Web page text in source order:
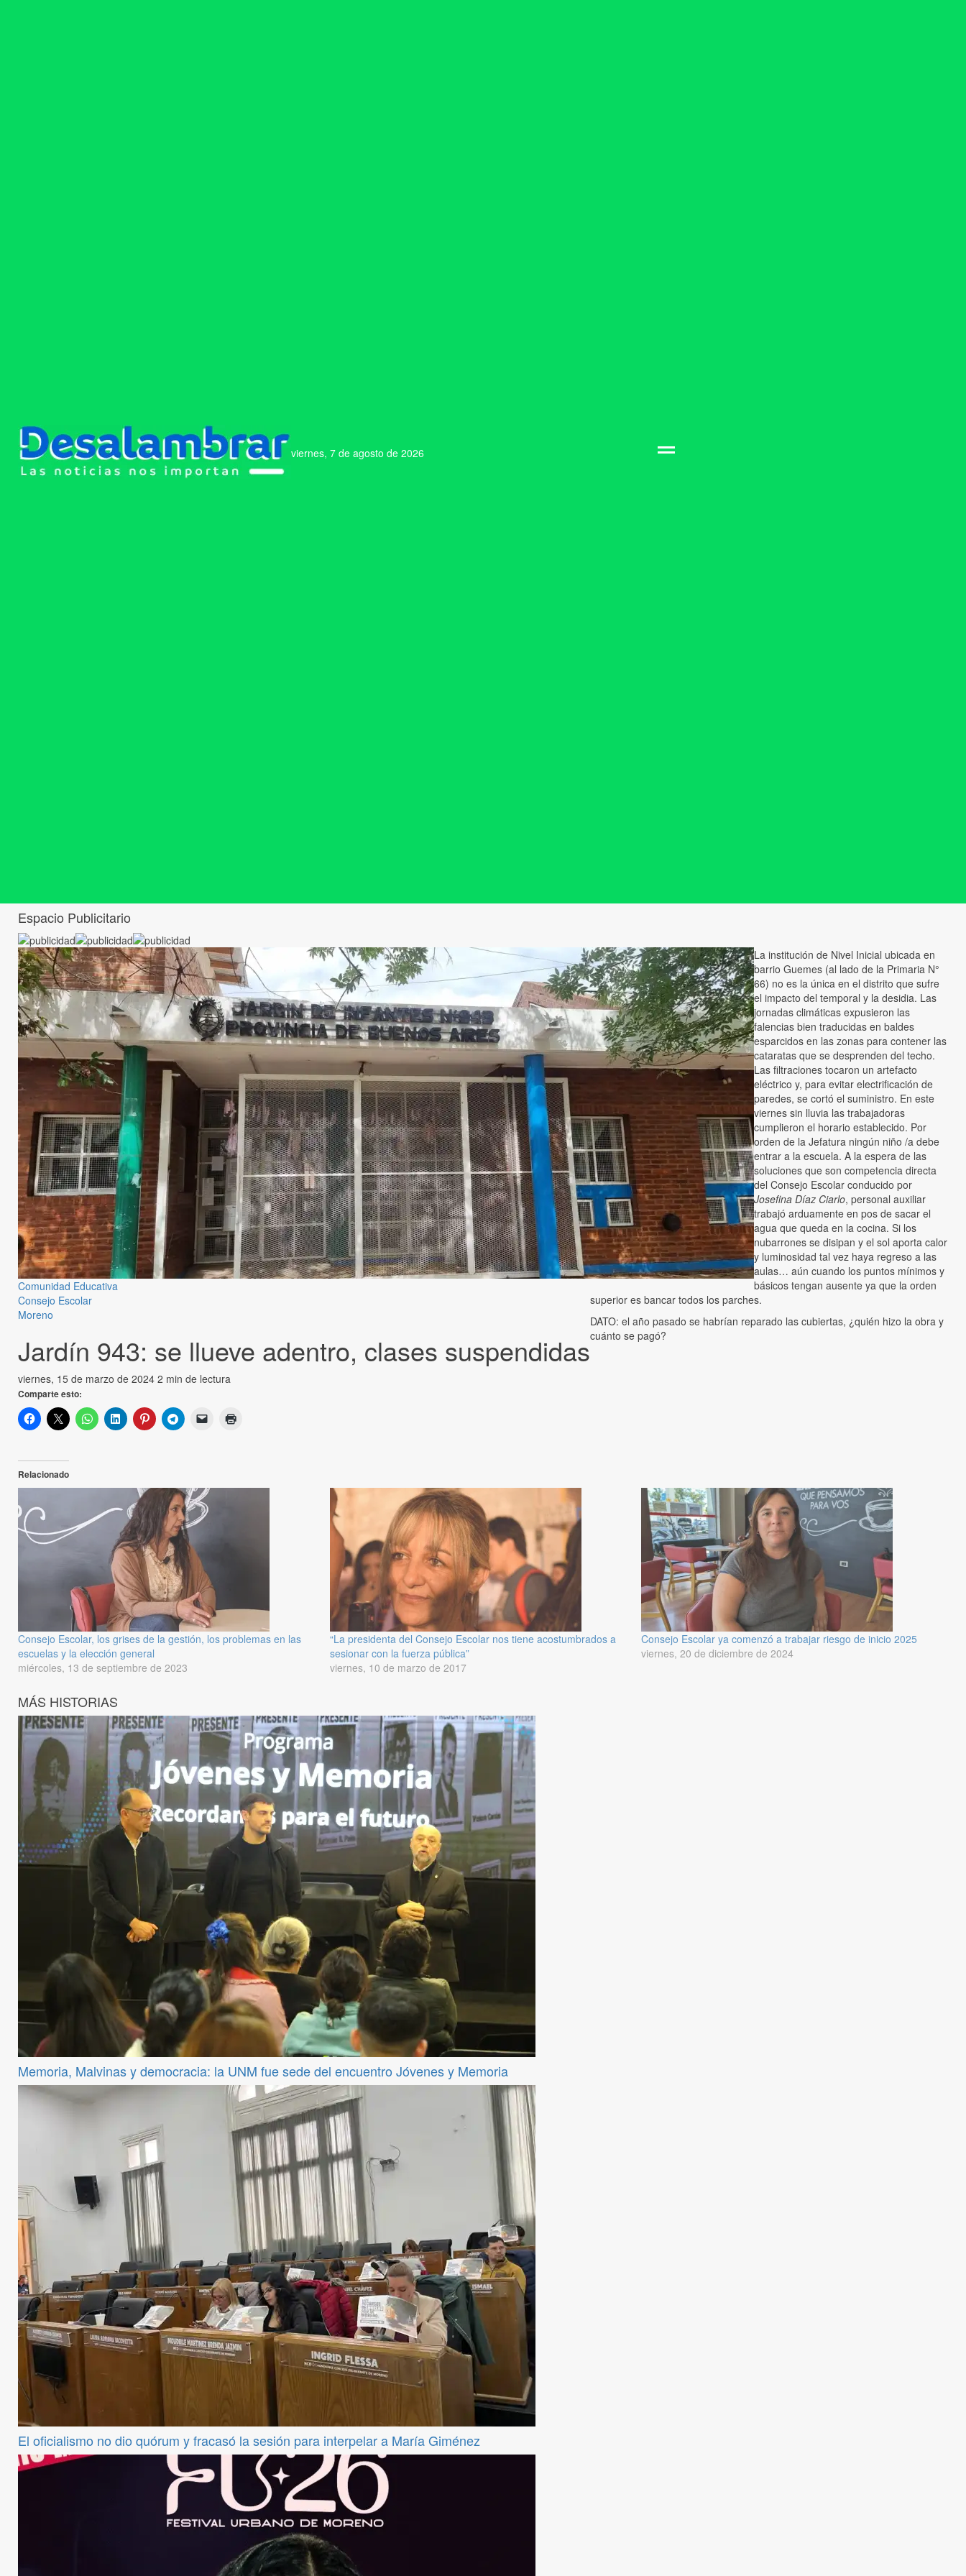
viernes, 7 de agosto de 2026
Espacio Publicitario
Comunidad Educativa
Consejo Escolar
Moreno
Jardín 943: se llueve adentro, clases suspendidas
viernes, 15 de marzo de 2024 2 min de lectura
Comparte esto:
La institución de Nivel Inicial ubicada en
barrio Guemes (al lado de la Primaria N°
66) no es la única en el distrito que sufre
el impacto del temporal y la desidia. Las
jornadas climáticas expusieron las
falencias bien traducidas en baldes
esparcidos en las zonas para contener las
cataratas que se desprenden del techo.
Las filtraciones tocaron un artefacto
eléctrico y, para evitar electrificación de
paredes, se cortó el suministro. En este
viernes sin lluvia las trabajadoras
cumplieron el horario establecido. Por
orden de la Jefatura ningún niño /a debe
entrar a la escuela. A la espera de las
soluciones que son competencia directa
del Consejo Escolar conducido por
Josefina Díaz Ciarlo, personal auxiliar
trabajó arduamente en pos de sacar el
agua que queda en la cocina. Si los
nubarrones se disipan y el sol aporta calor
y luminosidad tal vez haya regreso a las
aulas… aún cuando los puntos mínimos y
básicos tengan ausente ya que la orden
superior es bancar todos los parches.
DATO: el año pasado se habrían reparado las cubiertas, ¿quién hizo la obra y
cuánto se pagó?
Relacionado
Consejo Escolar, los grises de la gestión, los problemas en las
escuelas y la elección general
miércoles, 13 de septiembre de 2023
“La presidenta del Consejo Escolar nos tiene acostumbrados a
sesionar con la fuerza pública”
viernes, 10 de marzo de 2017
Consejo Escolar ya comenzó a trabajar riesgo de inicio 2025
viernes, 20 de diciembre de 2024
MÁS HISTORIAS
Memoria, Malvinas y democracia: la UNM fue sede del encuentro Jóvenes y Memoria
El oficialismo no dio quórum y fracasó la sesión para interpelar a María Giménez